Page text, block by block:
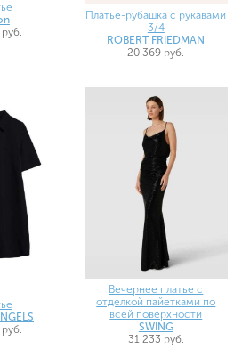
Платье-рубашка с рукавами
3/4
ROBERT FRIEDMAN
20 369 руб.
Вечернее платье с
отделкой пайетками по
всей поверхности
SWING
31 233 руб.